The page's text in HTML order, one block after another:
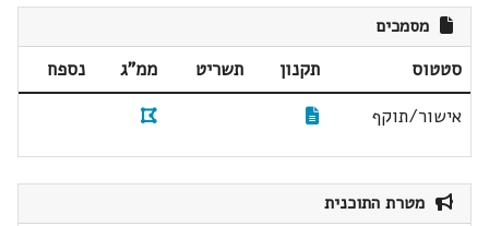
מסמכים
סטטוס תקנון תשריט ממ"ג
נספח
אישור/תוקף
מטרת התוכנית